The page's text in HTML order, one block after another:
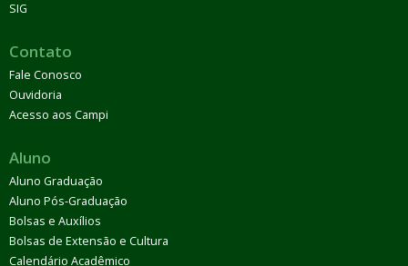
SIG
Contato
Fale Conosco
Ouvidoria
Acesso aos Campi
Aluno
Aluno Graduação
Aluno Pós-Graduação
Bolsas e Auxílios
Bolsas de Extensão e Cultura
Calendário Acadêmico